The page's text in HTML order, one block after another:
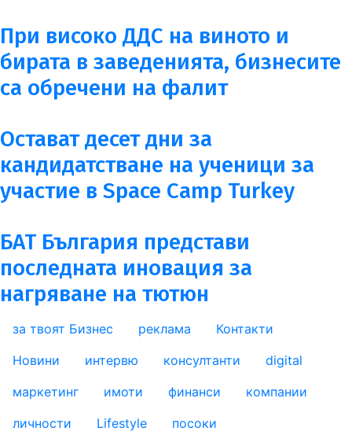
При високо ДДС на виното и
бирата в заведенията, бизнесите
са обречени на фалит
Остават десет дни за
кандидатстване на ученици за
участие в Space Camp Turkey
БAT България представи
последната иновация за
нагряване на тютюн
за твоят Бизнес реклама Контакти
footer_statii
Новини интервю консултанти
digital
маркетинг
имоти финанси
компании
личности
Lifestyle посоки